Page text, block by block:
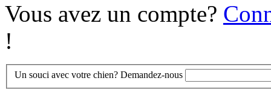
Vous avez un compte?
!
Un souci avec votre chien? Demandez-nous